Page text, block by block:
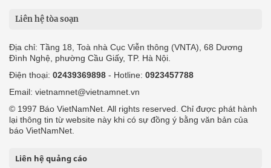
Liên hệ tòa soạn
Địa chỉ: Tầng 18, Toà nhà Cục Viễn thông (VNTA), 68 Dương
Đình Nghệ, phường Cầu Giấy, TP. Hà Nội.
Điện thoại: 02439369898 - Hotline: 0923457788
Email: vietnamnet@vietnamnet.vn
© 1997 Báo VietNamNet. All rights reserved. Chỉ được phát hành
lại thông tin từ website này khi có sự đồng ý bằng văn bản của
báo VietNamNet.
Liên hệ quảng cáo